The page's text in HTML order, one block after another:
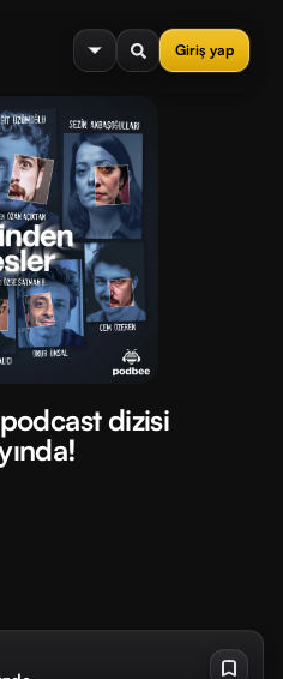
Giriş yap
dizisi